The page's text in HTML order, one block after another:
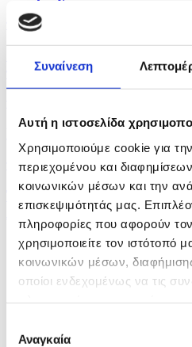
Συναίνεση
Αυτή η ιστοσελίδα
Χρησιμοποιούμε cookie για
περιεχομένου και
κοινωνικών μέσων και την
επισκεψιμότητάς μας.
πληροφορίες που αφορούν
χρησιμοποιείτε τον ιστότοπό
κοινωνικών μέσων,
οποίοι ενδεχομένως να τις
των υπηρεσιών τους.
συγκατάθεσης
Αναγκαία
πριν 6 ώρες
πυρηνικό...
Η Κύπρος δεν αποτελεί
πριν 7 ώρες
Το ISIL/DAESH
Αφρική...